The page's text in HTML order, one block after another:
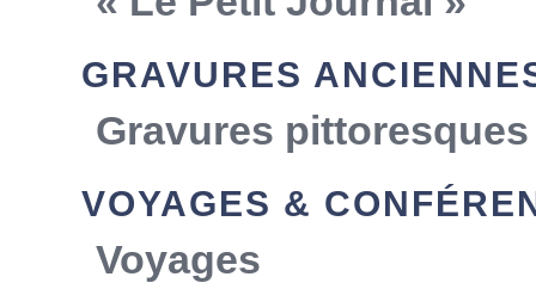
GRAVURES
Gravures pittoresques
VOYAGES &
Voyages